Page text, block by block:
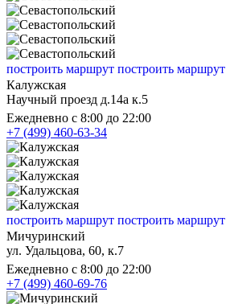
построить маршрут построить маршрут
Калужская
Научный проезд д.14а к.5
Ежедневно с 8:00 до 22:00
+7 (499) 460-63-34
построить маршрут построить маршрут
Мичуринский
ул. Удальцова, 60, к.7
Ежедневно с 8:00 до 22:00
+7 (499) 460-69-76